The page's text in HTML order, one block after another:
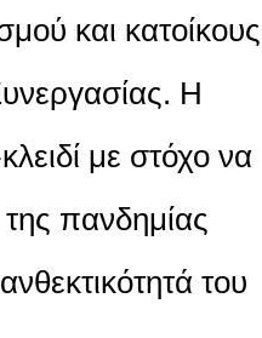
και κατοίκους
Η
με στόχο να
πανδημίας
του